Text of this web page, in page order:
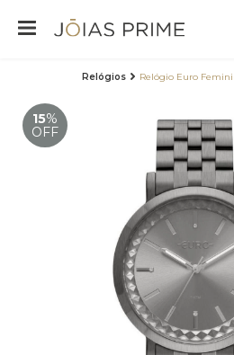
Relógios Relógio Euro
15%
OFF